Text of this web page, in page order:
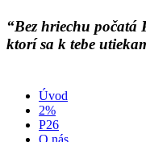
“Bez hriechu
ktorí sa k tebe
Úvod
2%
P26
O nás